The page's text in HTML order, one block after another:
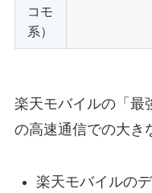
コモ
系）
楽天モバイルの「最
の高速通信での大き
楽天モバイルの